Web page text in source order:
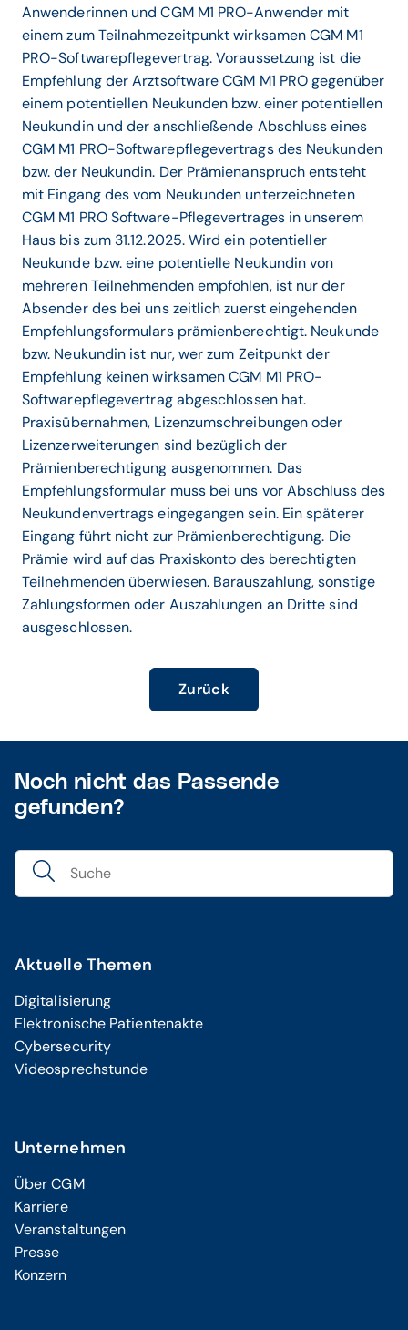
Anwenderinnen und CGM M1 PRO-Anwender mit
einem zum Teilnahmezeitpunkt wirksamen CGM M1
PRO-Softwarepflegevertrag. Voraussetzung ist die
Empfehlung der Arztsoftware CGM M1 PRO gegenüber
einem potentiellen Neukunden bzw. einer potentiellen
Neukundin und der anschließende Abschluss eines
CGM M1 PRO-Softwarepflegevertrags des Neukunden
bzw. der Neukundin. Der Prämienanspruch entsteht
mit Eingang des vom Neukunden unterzeichneten
CGM M1 PRO Software-Pflegevertrages in unserem
Haus bis zum 31.12.2025. Wird ein potentieller
Neukunde bzw. eine potentielle Neukundin von
mehreren Teilnehmenden empfohlen, ist nur der
Absender des bei uns zeitlich zuerst eingehenden
Empfehlungsformulars prämienberechtigt. Neukunde
bzw. Neukundin ist nur, wer zum Zeitpunkt der
Empfehlung keinen wirksamen CGM M1 PRO-
Softwarepflegevertrag abgeschlossen hat.
Praxisübernahmen, Lizenzumschreibungen oder
Lizenzerweiterungen sind bezüglich der
Prämienberechtigung ausgenommen. Das
Empfehlungsformular muss bei uns vor Abschluss des
Neukundenvertrags eingegangen sein. Ein späterer
Eingang führt nicht zur Prämienberechtigung. Die
Prämie wird auf das Praxiskonto des berechtigten
Teilnehmenden überwiesen. Barauszahlung, sonstige
Zahlungsformen oder Auszahlungen an Dritte sind
ausgeschlossen.
Zurück
Noch nicht das Passende
gefunden?
Aktuelle Themen
Digitalisierung
Elektronische Patientenakte
Cybersecurity
Videosprechstunde
Unternehmen
Über CGM
Karriere
Veranstaltungen
Presse
Konzern